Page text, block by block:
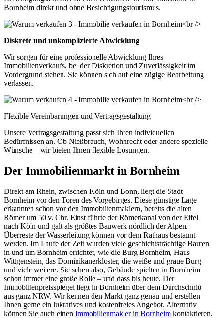
Bornheim direkt und ohne Besichtigungstourismus.
Diskrete und unkomplizierte Abwicklung
Wir sorgen für eine professionelle Abwicklung Ihres
Immobilienverkaufs, bei der Diskretion und Zuverlässigkeit im
Vordergrund stehen. Sie können sich auf eine zügige Bearbeitung
verlassen.
Flexible Vereinbarungen und Vertragsgestaltung
Unsere Vertragsgestaltung passt sich Ihren individuellen
Bedürfnissen an. Ob Nießbrauch, Wohnrecht oder andere spezielle
Wünsche – wir bieten Ihnen flexible Lösungen.
Der Immobilienmarkt in Bornheim
Direkt am Rhein, zwischen Köln und Bonn, liegt die Stadt
Bornheim vor den Toren des Vorgebirges. Diese günstige Lage
erkannten schon vor den Immobilienmaklern, bereits die alten
Römer um 50 v. Chr. Einst führte der Römerkanal von der Eifel
nach Köln und galt als größtes Bauwerk nördlich der Alpen.
Überreste der Wasserleitung können vor dem Rathaus bestaunt
werden. Im Laufe der Zeit wurden viele geschichtsträchtige Bauten
in und um Bornheim errichtet, wie die Burg Bornheim, Haus
Wittgenstein, das Dominikanerkloster, die weiße und graue Burg
und viele weitere. Sie sehen also, Gebäude spielten in Bornheim
schon immer eine große Rolle – und dass bis heute. Der
Immobilienpreisspiegel liegt in Bornheim über dem Durchschnitt
aus ganz NRW. Wir kennen den Markt ganz genau und erstellen
Ihnen gerne ein lukratives und kostenfreies Angebot. Alternativ
können Sie auch einen Immobilienmakler in Bornheim kontaktieren.